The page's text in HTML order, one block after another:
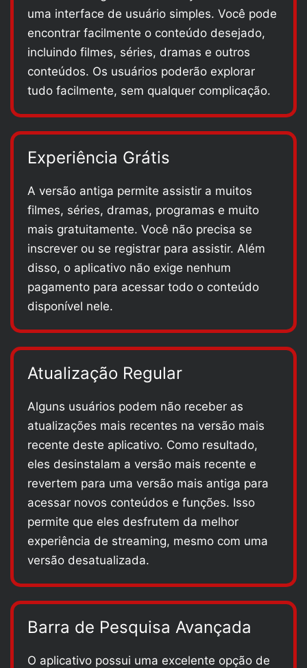
uma interface de usuário simples. Você pode
encontrar facilmente o conteúdo desejado,
incluindo filmes, séries, dramas e outros
conteúdos. Os usuários poderão explorar
tudo facilmente, sem qualquer complicação.
Experiência Grátis
A versão antiga permite assistir a muitos
filmes, séries, dramas, programas e muito
mais gratuitamente. Você não precisa se
inscrever ou se registrar para assistir. Além
disso, o aplicativo não exige nenhum
pagamento para acessar todo o conteúdo
disponível nele.
Atualização Regular
Alguns usuários podem não receber as
atualizações mais recentes na versão mais
recente deste aplicativo. Como resultado,
eles desinstalam a versão mais recente e
revertem para uma versão mais antiga para
acessar novos conteúdos e funções. Isso
permite que eles desfrutem da melhor
experiência de streaming, mesmo com uma
versão desatualizada.
Barra de Pesquisa Avançada
O aplicativo possui uma excelente opção de